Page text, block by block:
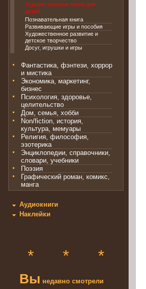
Художественные книги для
детей
Познавательная книга
Развивающие игры и пособия
Художественное развитие и
детское творчество
Досуг, игрушки и игры
Фантастика, фэнтези, хоррор
и мистика
Экономика, маркетинг,
бизнес
Психология, здоровье,
целительство
Дом, семья, хобби
Non/fiction, история,
культура, мемуары
Религия, философия,
эзотерика
Энциклопедии, справочники,
словари, учебники
Поэзия
Графический роман, комикс,
манга
Аудиокниги
Наклейки
* * *
Вы недавно смотрели